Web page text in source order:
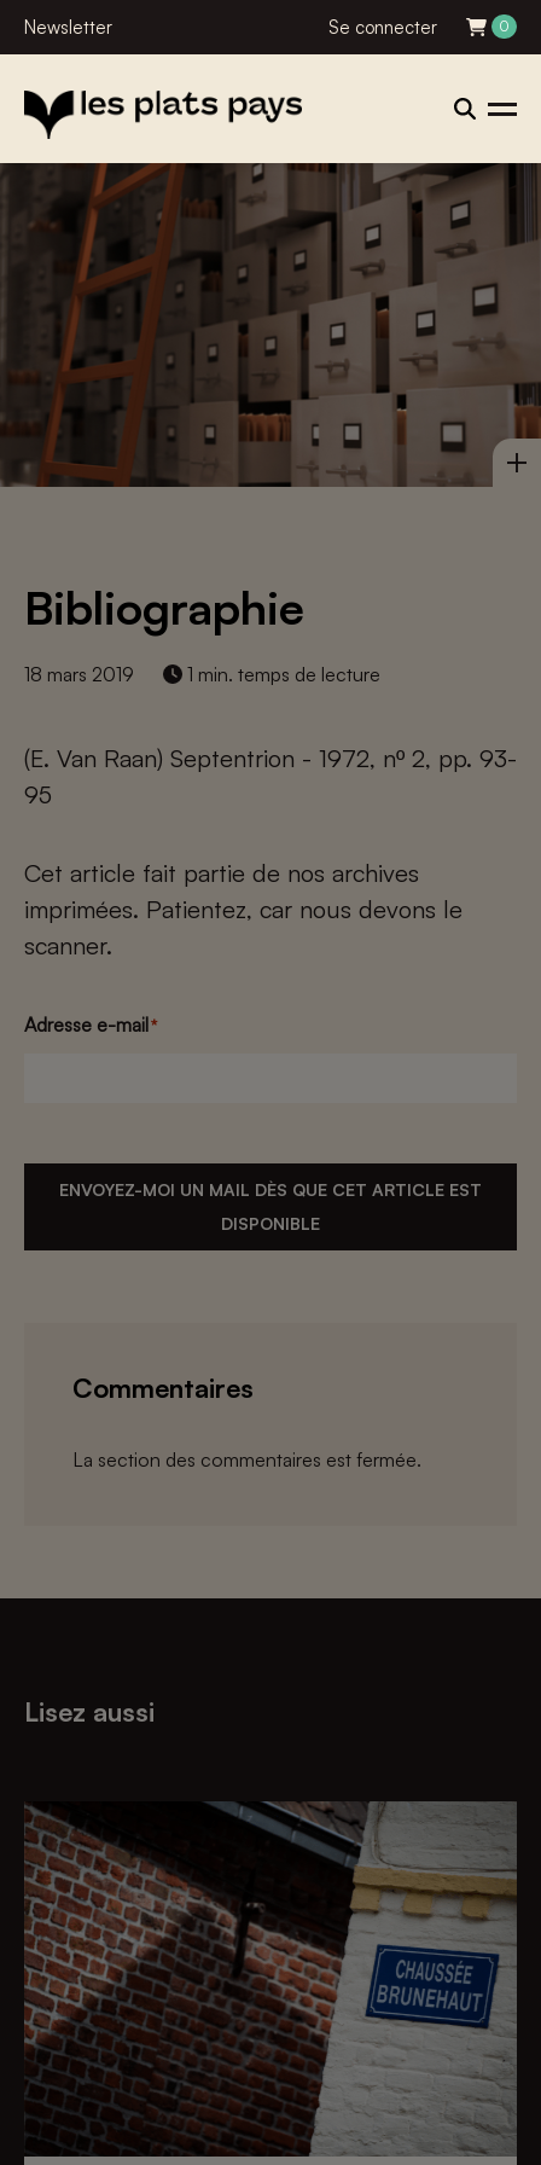
Newsletter Se connecter 0
Bibliographie
18 mars 2019 1 min. temps de lecture
(E. Van Raan) Septentrion - 1972, nº 2, pp. 93-
95
Cet article fait partie de nos archives
imprimées. Patientez, car nous devons le
scanner.
Adresse e-mail*
ENVOYEZ-MOI UN MAIL DÈS QUE CET ARTICLE EST
DISPONIBLE
Commentaires
La section des commentaires est fermée.
Lisez aussi